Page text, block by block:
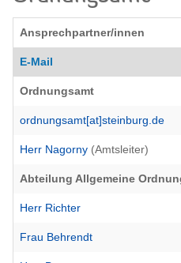
Ansprechpartner/innen
E-Mail
Ordnungsamt
ordnungsamt[at]steinburg.de
Herr Nagorny (Amtsleiter)
Abteilung Allgemeine
Herr Richter
Frau Behrendt